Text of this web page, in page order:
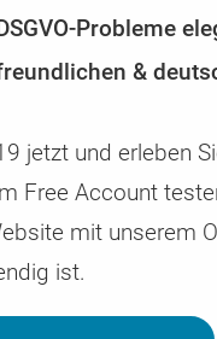
Probleme
&
jetzt und erleben
Free Account
mit unserem
ist.